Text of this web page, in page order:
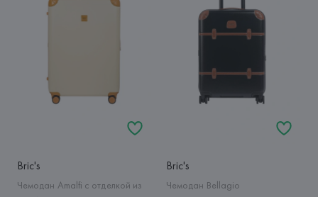
Bric's
Чемодан Amalfi с отделкой из
Bric's
Чемодан Bellagio